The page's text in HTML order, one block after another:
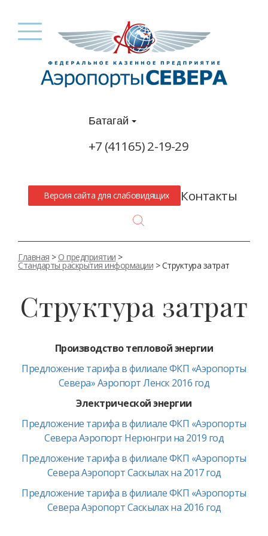
Батагай
+7 (41165) 2-19-29
Версия сайта для слабовидящих Контакты
Главная > О предприятии >
Стандарты раскрытия информации > Структура затрат
Структура затрат
Производство тепловой энергии
Предложение тарифа в филиале ФКП «Аэропорты
Севера» Аэропорт Ленск 2016 год
Электрической энергии
Предложение тарифа в филиале ФКП «Аэропорты
Севера Аэропорт Нерюнгри на 2019 год
Предложение тарифа в филиале ФКП «Аэропорты
Севера Аэропорт Саскылах на 2017 год
Предложение тарифа в филиале ФКП «Аэропорты
Севера Аэропорт Саскылах на 2016 год